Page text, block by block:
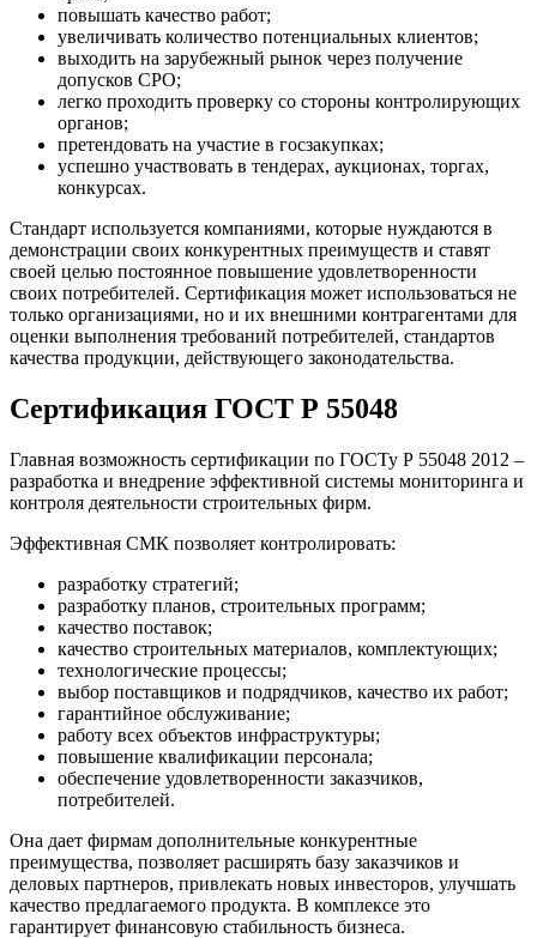
повышать качество работ;
увеличивать количество потенциальных клиентов;
выходить на зарубежный рынок через получение
допусков СРО;
легко проходить проверку со стороны контролирующих
органов;
претендовать на участие в госзакупках;
успешно участвовать в тендерах, аукционах, торгах,
конкурсах.
Стандарт используется компаниями, которые нуждаются в
демонстрации своих конкурентных преимуществ и ставят
своей целью постоянное повышение удовлетворенности
своих потребителей. Сертификация может использоваться не
только организациями, но и их внешними контрагентами для
оценки выполнения требований потребителей, стандартов
качества продукции, действующего законодательства.
Сертификация ГОСТ Р 55048
Главная возможность сертификации по ГОСТу Р 55048 2012 –
разработка и внедрение эффективной системы мониторинга и
контроля деятельности строительных фирм.
Эффективная СМК позволяет контролировать:
разработку стратегий;
разработку планов, строительных программ;
качество поставок;
качество строительных материалов, комплектующих;
технологические процессы;
выбор поставщиков и подрядчиков, качество их работ;
гарантийное обслуживание;
работу всех объектов инфраструктуры;
повышение квалификации персонала;
обеспечение удовлетворенности заказчиков,
потребителей.
Она дает фирмам дополнительные конкурентные
преимущества, позволяет расширять базу заказчиков и
деловых партнеров, привлекать новых инвесторов, улучшать
качество предлагаемого продукта. В комплексе это
гарантирует финансовую стабильность бизнеса.